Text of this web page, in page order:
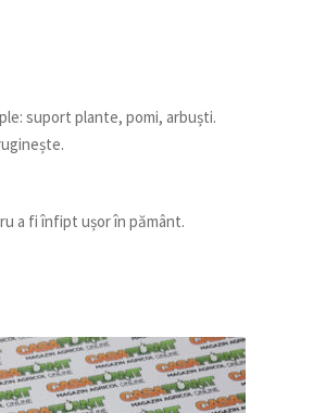
suport plante, pomi, arbuști.
a fi înfipt ușor în pământ.